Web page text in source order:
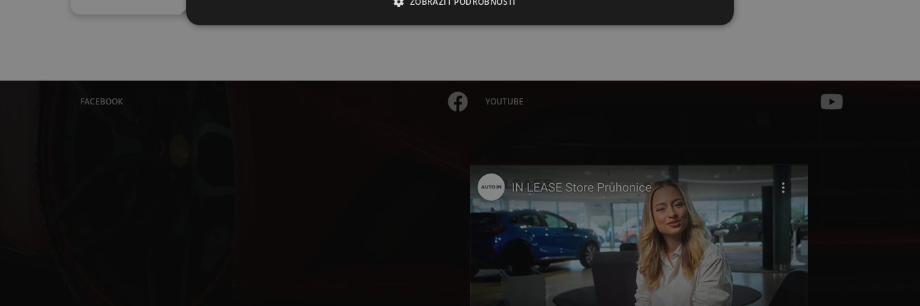
FACEBOOK YOUTUBE